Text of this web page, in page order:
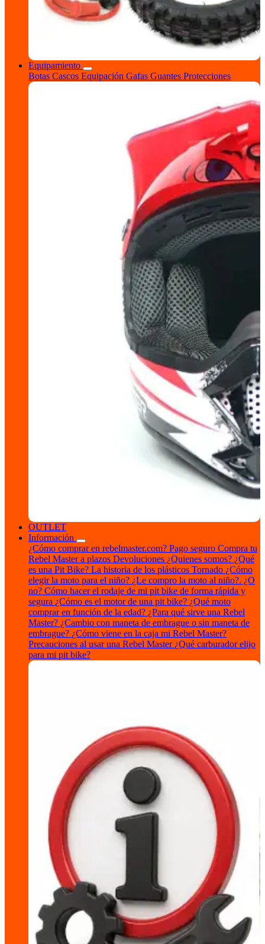
Equipamiento
Botas Cascos Equipación Gafas Guantes Protecciones
OUTLET
Información
¿Cómo comprar en rebelmaster.com? Pago seguro Compra tu
Rebel Master a plazos Devoluciones ¿Quienes somos? ¿Qué
es una Pit Bike? La historia de los plásticos Tornado ¿Cómo
elegir la moto para el niño? ¿Le compro la moto al niño?. ¿O
no? Cómo hacer el rodaje de mi pit bike de forma rápida y
segura ¿Cómo es el motor de una pit bike? ¿Qué moto
comprar en función de la edad? ¿Para qué sirve una Rebel
Master? ¿Cambio con maneta de embrague o sin maneta de
embrague? ¿Cómo viene en la caja mi Rebel Master?
Precauciones al usar una Rebel Master ¿Qué carburador elijo
para mi pit bike?